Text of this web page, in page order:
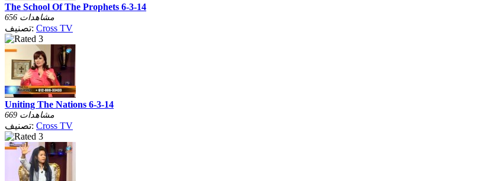
The School Of The Prophets 6-3-14
656 مشاهدات
تصنيف: Cross TV
Uniting The Nations 6-3-14
669 مشاهدات
تصنيف: Cross TV